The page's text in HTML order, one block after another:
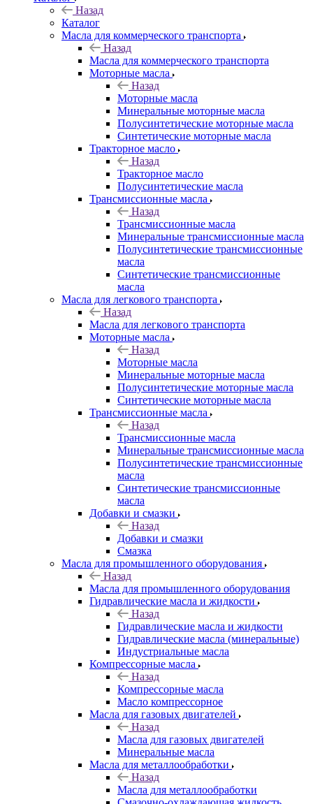
Назад
Каталог
Масла для коммерческого транспорта
Назад
Масла для коммерческого транспорта
Моторные масла
Назад
Моторные масла
Минеральные моторные масла
Полусинтетические моторные масла
Синтетические моторные масла
Тракторное масло
Назад
Тракторное масло
Полусинтетические масла
Трансмиссионные масла
Назад
Трансмиссионные масла
Минеральные трансмиссионные масла
Полусинтетические трансмиссионные
масла
Синтетические трансмиссионные
масла
Масла для легкового транспорта
Назад
Масла для легкового транспорта
Моторные масла
Назад
Моторные масла
Минеральные моторные масла
Полусинтетические моторные масла
Синтетические моторные масла
Трансмиссионные масла
Назад
Трансмиссионные масла
Минеральные трансмиссионные масла
Полусинтетические трансмиссионные
масла
Синтетические трансмиссионные
масла
Добавки и смазки
Назад
Добавки и смазки
Смазка
Масла для промышленного оборудования
Назад
Масла для промышленного оборудования
Гидравлические масла и жидкости
Назад
Гидравлические масла и жидкости
Гидравлические масла (минеральные)
Индустриальные масла
Компрессорные масла
Назад
Компрессорные масла
Масло компрессорное
Масла для газовых двигателей
Назад
Масла для газовых двигателей
Минеральные масла
Масла для металлообработки
Назад
Масла для металлообработки